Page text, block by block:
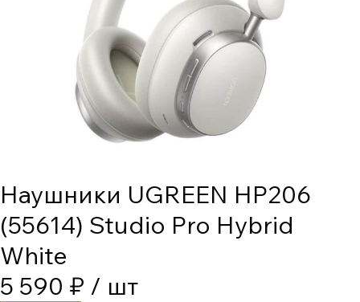
Наушники UGREEN HP206
(55614) Studio Pro Hybrid
White
5 590 ₽ / шт